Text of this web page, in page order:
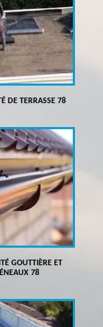
DE TERRASSE 78
GOUTTIÈRE ET
78